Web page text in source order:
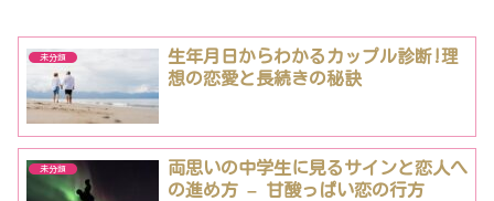
未分類
生年月日からわかるカップル診断!理
想の恋愛と長続きの秘訣
未分類
両思いの中学生に見るサインと恋人へ
の進め方 – 甘酸っぱい恋の行方